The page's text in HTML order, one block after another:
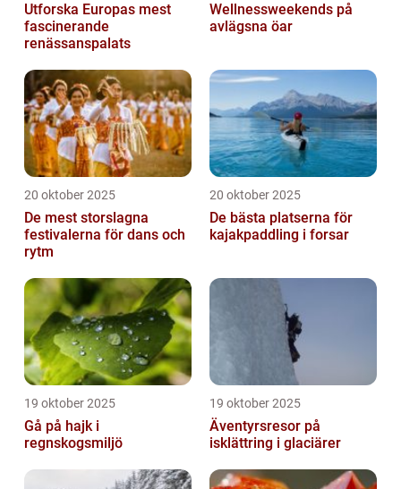
Utforska Europas mest
fascinerande
renässanspalats
Wellnessweekends på
avlägsna öar
20 oktober 2025
De mest storslagna
festivalerna för dans och
rytm
20 oktober 2025
De bästa platserna för
kajakpaddling i forsar
19 oktober 2025
Gå på hajk i
regnskogsmiljö
19 oktober 2025
Äventyrsresor på
isklättring i glaciärer